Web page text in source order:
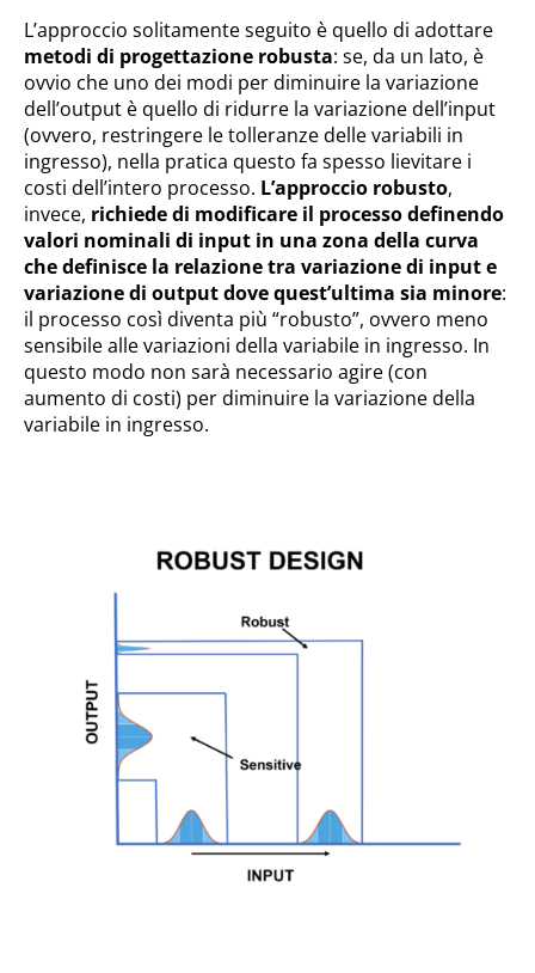
L’approccio solitamente seguito è quello di adottare
metodi di progettazione robusta: se, da un lato, è
ovvio che uno dei modi per diminuire la variazione
dell’output è quello di ridurre la variazione dell’input
(ovvero, restringere le tolleranze delle variabili in
ingresso), nella pratica questo fa spesso lievitare i
costi dell’intero processo. L’approccio robusto,
invece, richiede di modificare il processo definendo
valori nominali di input in una zona della curva
che definisce la relazione tra variazione di input e
variazione di output dove quest’ultima sia minore:
il processo così diventa più “robusto”, ovvero meno
sensibile alle variazioni della variabile in ingresso. In
questo modo non sarà necessario agire (con
aumento di costi) per diminuire la variazione della
variabile in ingresso.